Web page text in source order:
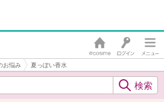
お悩み 夏っぽい香水